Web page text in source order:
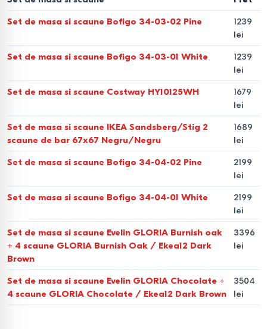
Seturi extensibile (6-12 persoane).Soluția pentru masa
spațiul în viața de zi cu zi și oferă locuri suplimentare la
Specificații tehnice ale
materialelor
Durabilitatea și mentenanța sunt dictate de materialele
de fabricație:
stabilitate mecanică superioară. Un set de masă și scaune
din lemn este recomandat pentru un design clasic și
utilizare intensă.
termice, ideale pentru un aspect modern și ușor de
igienizat.
Set de masa si scaune Bofigo 34-03-02 Pine
1239
lei
Set de masa si scaune Bofigo 34-03-01 White
1239
lei
Set de masa si scaune Costway HY10125WH
1679
lei
Set de masa si scaune IKEA Sandsberg/Stig 2
scaune de bar 67x67 Negru/Negru
1689
lei
Set de masa si scaune Bofigo 34-04-02 Pine
2199
lei
Set de masa si scaune Bofigo 34-04-01 White
2199
lei
Set de masa si scaune Evelin GLORIA Burnish oak
+ 4 scaune GLORIA Burnish Oak / Ekea12 Dark
Brown
3396
lei
Set de masa si scaune Evelin GLORIA Chocolate +
4 scaune GLORIA Chocolate / Ekea12 Dark Brown
3504
lei